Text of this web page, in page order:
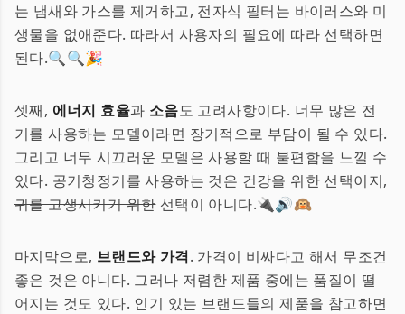
는 냄새와 가스를 제거하고, 전자식 필터는 바이러스와 미
생물을 없애준다. 따라서 사용자의 필요에 따라 선택하면
된다.🔍🔍🎉
셋째, 에너지 효율과 소음도 고려사항이다. 너무 많은 전
기를 사용하는 모델이라면 장기적으로 부담이 될 수 있다.
그리고 너무 시끄러운 모델은 사용할 때 불편함을 느낄 수
있다. 공기청정기를 사용하는 것은 건강을 위한 선택이지,
귀를 고생시키기 위한선택이 아니다.🔌🔊🙉
마지막으로, 브랜드와 가격. 가격이 비싸다고 해서 무조건
좋은 것은 아니다. 그러나 저렴한 제품 중에는 품질이 떨
어지는 것도 있다. 인기 있는 브랜드들의 제품을 참고하면